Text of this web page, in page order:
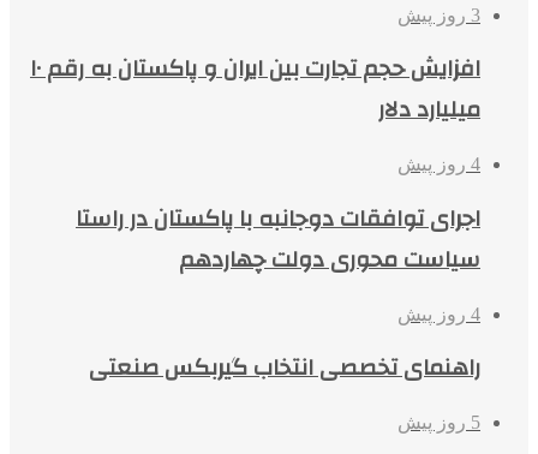
3 روز پیش
افزایش حجم تجارت بین ایران و پاکستان به رقم ۱۰
میلیارد دلار
4 روز پیش
اجرای توافقات دوجانبه با پاکستان در راستا
سیاست محوری دولت چهاردهم
4 روز پیش
راهنمای تخصصی انتخاب گیربکس صنعتی
5 روز پیش